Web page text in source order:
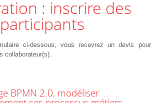
participants
ci-dessous, vous recevrez un devis pour
collaborateur(s).
BPMN 2.0, modéliser